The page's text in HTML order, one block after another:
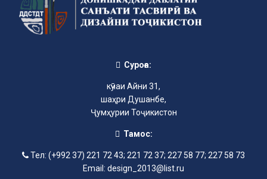
Суроға:
кӯчаи Айни 31,
шаҳри Душанбе,
Ҷумҳурии Тоҷикистон
Тамос:
Тел: (+992 37) 221 72 43; 221 72 37; 227 58 77; 227 58 73
Email: design_2013@list.ru